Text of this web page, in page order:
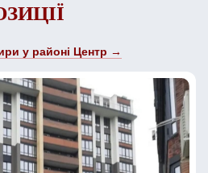
у районі Центр →